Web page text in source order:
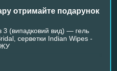
отримайте подарунок
(випадковий вид) — гель
серветки Indian Wipes -